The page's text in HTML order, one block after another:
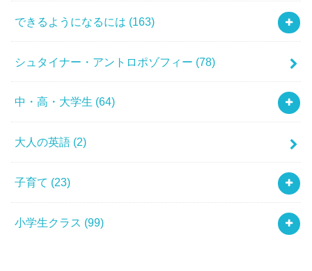
できるようになるには (163)
シュタイナー・アントロポゾフィー (78)
中・高・大学生 (64)
大人の英語 (2)
子育て (23)
小学生クラス (99)